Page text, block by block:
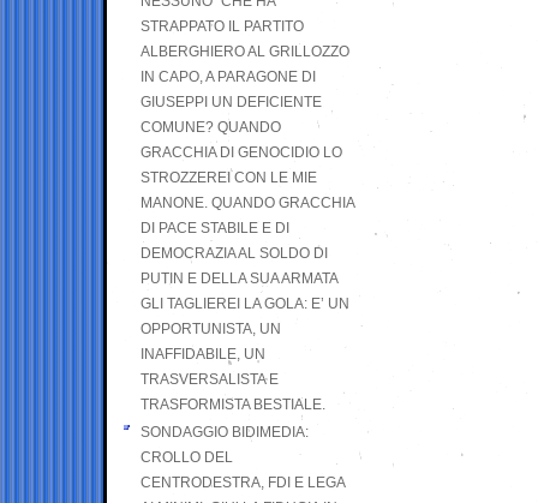
STRAPPATO IL PARTITO
ALBERGHIERO AL GRILLOZZO
IN CAPO, A PARAGONE DI
GIUSEPPI UN DEFICIENTE
COMUNE? QUANDO
GRACCHIA DI GENOCIDIO LO
STROZZEREI CON LE MIE
MANONE. QUANDO GRACCHIA
DI PACE STABILE E DI
DEMOCRAZIA AL SOLDO DI
PUTIN E DELLA SUA ARMATA
GLI TAGLIEREI LA GOLA: E’ UN
OPPORTUNISTA, UN
INAFFIDABILE, UN
TRASVERSALISTA E
TRASFORMISTA BESTIALE.
SONDAGGIO BIDIMEDIA:
CROLLO DEL
CENTRODESTRA, FDI E LEGA